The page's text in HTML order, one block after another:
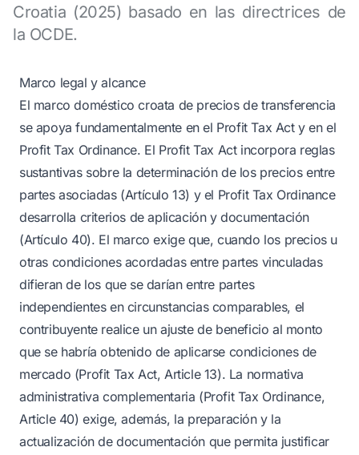
Croatia (2025) basado en las directrices de
la OCDE.
Marco legal y alcance
El marco doméstico croata de precios de transferencia
se apoya fundamentalmente en el Profit Tax Act y en el
Profit Tax Ordinance. El Profit Tax Act incorpora reglas
sustantivas sobre la determinación de los precios entre
partes asociadas (Artículo 13) y el Profit Tax Ordinance
desarrolla criterios de aplicación y documentación
(Artículo 40). El marco exige que, cuando los precios u
otras condiciones acordadas entre partes vinculadas
difieran de los que se darían entre partes
independientes en circunstancias comparables, el
contribuyente realice un ajuste de beneficio al monto
que se habría obtenido de aplicarse condiciones de
mercado (Profit Tax Act, Article 13). La normativa
administrativa complementaria (Profit Tax Ordinance,
Article 40) exige, además, la preparación y la
actualización de documentación que permita justificar